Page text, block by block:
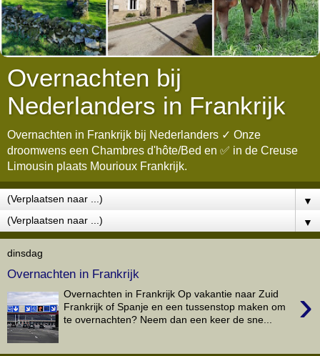
Overnachten bij
Nederlanders in Frankrijk
Overnachten in Frankrijk bij Nederlanders ✓ Onze
droomwens een Chambres d'hôte/Bed en ✅ in de Creuse
Limousin plaats Mourioux Frankrijk.
▼
▼
dinsdag
Overnachten in Frankrijk
›
Overnachten in Frankrijk Op vakantie naar Zuid
Frankrijk of Spanje en een tussenstop maken om
te overnachten? Neem dan een keer de sne...